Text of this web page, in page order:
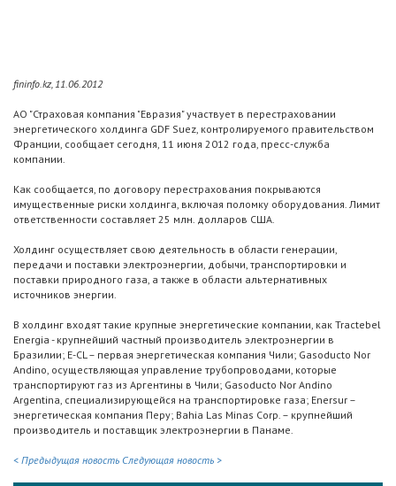
fininfo.kz, 11.06.2012
АО "Страховая компания "Евразия" участвует в перестраховании
энергетического холдинга GDF Suez, контролируемого правительством
Франции, сообщает сегодня, 11 июня 2012 года, пресс-служба
компании.
Как сообщается, по договору перестрахования покрываются
имущественные риски холдинга, включая поломку оборудования. Лимит
ответственности составляет 25 млн. долларов США.
Холдинг осуществляет свою деятельность в области генерации,
передачи и поставки электроэнергии, добычи, транспортировки и
поставки природного газа, а также в области альтернативных
источников энергии.
В холдинг входят такие крупные энергетические компании, как Tractebel
Energia - крупнейший частный производитель электроэнергии в
Бразилии; E-CL – первая энергетическая компания Чили; Gasoducto Nor
Andino, осуществляющая управление трубопроводами, которые
транспортируют газ из Аргентины в Чили; Gasoducto Nor Andino
Argentina, специализирующейся на транспортировке газа; Enersur –
энергетическая компания Перу; Bahia Las Minas Corp. – крупнейший
производитель и поставщик электроэнергии в Панаме.
< Предыдущая новость Следующая новость >